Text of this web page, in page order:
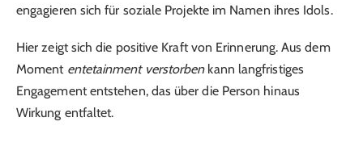
engagieren sich für soziale Projekte im Namen ihres Idols.
Hier zeigt sich die positive Kraft von Erinnerung. Aus dem
Moment entetainment verstorbenkann langfristiges
Engagement entstehen, das über die Person hinaus
Wirkung entfaltet.